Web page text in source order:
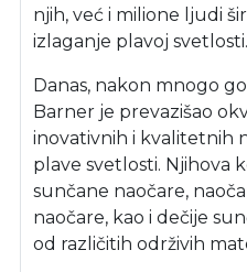
njih, već i milione ljudi
izlaganje plavoj svetlosti.
Danas, nakon mnogo
Barner je prevazišao
inovativnih i kvalitetnih
plave svetlosti. Njihova
sunčane naočare,
naočare, kao i dečije
od različitih održivih